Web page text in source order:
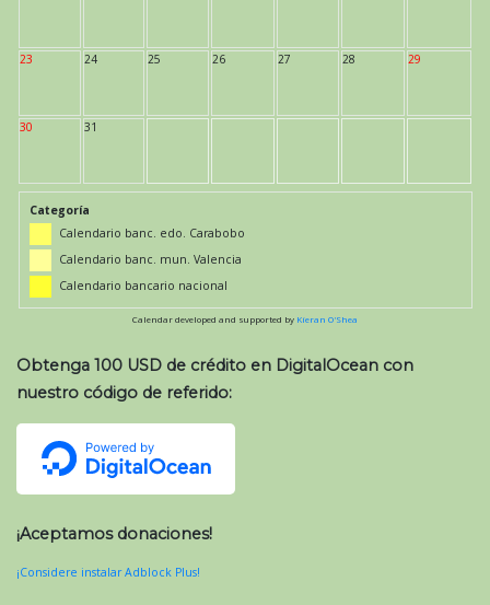
23 24 25 26 27 28 29
30 31
Categoría
Calendario banc. edo. Carabobo
Calendario banc. mun. Valencia
Calendario bancario nacional
Calendar developed and supported by Kieran O'Shea
Obtenga 100 USD de crédito en DigitalOcean con
nuestro código de referido:
¡Aceptamos donaciones!
¡Considere instalar Adblock Plus!